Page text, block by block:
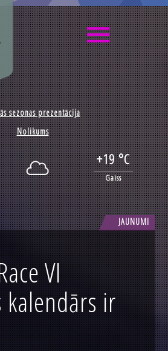
sezonas prezentācija
Nolikums
+19 °C
Gaiss
JAUNUMI
VI
kalendārs ir